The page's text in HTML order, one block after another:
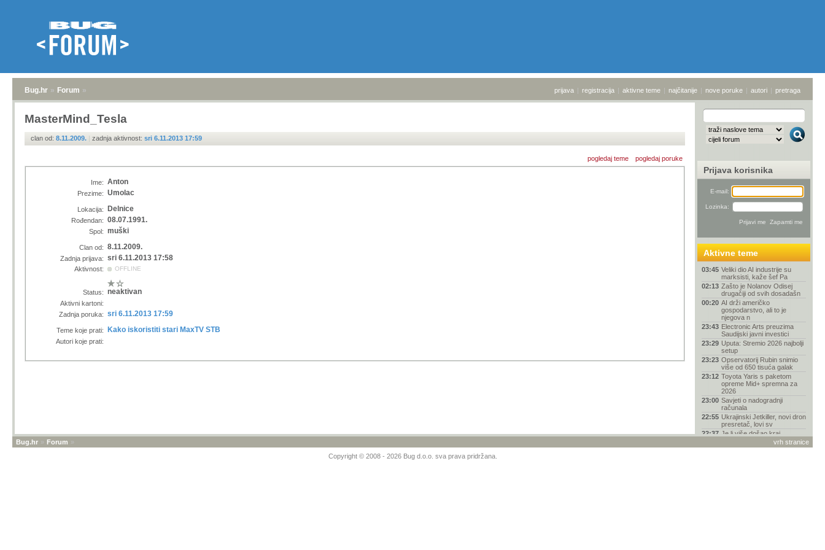
Bug.hr » Forum » prijava | registracija | aktivne teme | najčitanije | nove poruke | autori | pretraga
MasterMind_Tesla
clan od: 8.11.2009. | zadnja aktivnost: sri 6.11.2013 17:59
pogledaj teme pogledaj poruke
Ime: Anton
Prezime: Umolac
Lokacija: Delnice
Rođendan: 08.07.1991.
Spol: muški
Clan od: 8.11.2009.
Zadnja prijava: sri 6.11.2013 17:58
Aktivnost: OFFLINE
Status: neaktivan
Aktivni kartoni:
Zadnja poruka: sri 6.11.2013 17:59
Teme koje prati: Kako iskoristiti stari MaxTV STB
Autori koje prati:
Prijava korisnika
E-mail:
Lozinka:
Aktivne teme
03:45 Veliki dio AI industrije su
marksisti, kaže šef Pa
02:13 Zašto je Nolanov Odisej
drugačiji od svih dosadašn
00:20 AI drži američko
gospodarstvo, ali to je
njegova n
23:43 Electronic Arts preuzima
Saudijski javni investici
23:29 Uputa: Stremio 2026 najbolji
setup
23:23 Opservatorij Rubin snimio
više od 650 tisuća galak
23:12 Toyota Yaris s paketom
opreme Mid+ spremna za
2026
23:00 Savjeti o nadogradnji
računala
22:55 Ukrajinski Jetkiller, novi dron
presretač, lovi sv
22:37 Je li više došao kraj
fantazije „svi-mogu-biti-pro
22:22 Pentagon kupio 2000
vrh stranice
Bug.hr » Forum »
Copyright © 2008 - 2026 Bug d.o.o. sva prava pridržana.